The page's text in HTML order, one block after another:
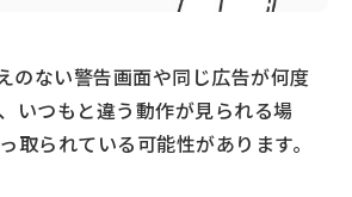
のない警告画面や同じ広告が何度
いつもと違う動作が見られる場
取られている可能性があります。